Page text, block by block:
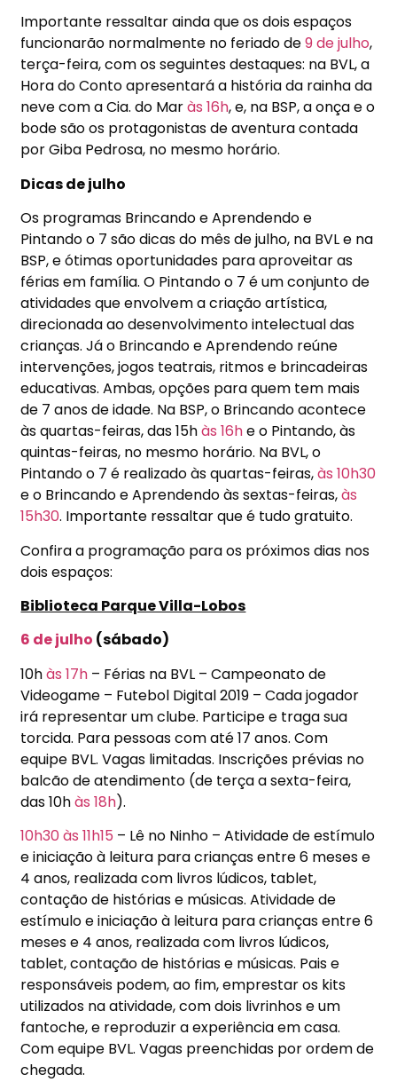
Importante ressaltar ainda que os dois espaços
funcionarão normalmente no feriado de9 de julho,
terça-feira, com os seguintes destaques: na BVL, a
Hora do Conto apresentará a história da rainha da
neve com a Cia. do Maràs 16h, e, na BSP, a onça e o
bode são os protagonistas de aventura contada
por Giba Pedrosa, no mesmo horário.
Dicas de julho
Os programas Brincando e Aprendendo e
Pintando o 7 são dicas do mês de julho, na BVL e na
BSP, e ótimas oportunidades para aproveitar as
férias em família. O Pintando o 7 é um conjunto de
atividades que envolvem a criação artística,
direcionada ao desenvolvimento intelectual das
crianças. Já o Brincando e Aprendendo reúne
intervenções, jogos teatrais, ritmos e brincadeiras
educativas. Ambas, opções para quem tem mais
de 7 anos de idade. Na BSP, o Brincando acontece
às quartas-feiras, das 15hàs 16he o Pintando, às
quintas-feiras, no mesmo horário. Na BVL, o
Pintando o 7 é realizado às quartas-feiras,às 10h30
e o Brincando e Aprendendo às sextas-feiras,às
15h30. Importante ressaltar que é tudo gratuito.
Confira a programação para os próximos dias nos
dois espaços:
Biblioteca Parque Villa-Lobos
6 de julho (sábado)
10hàs 17h – Férias na BVL – Campeonato de
Videogame – Futebol Digital 2019 – Cada jogador
irá representar um clube. Participe e traga sua
torcida. Para pessoas com até 17 anos. Com
equipe BVL. Vagas limitadas. Inscrições prévias no
balcão de atendimento (de terça a sexta-feira,
das 10hàs 18h).
10h30às 11h15 – Lê no Ninho – Atividade de estímulo
e iniciação à leitura para crianças entre 6 meses e
4 anos, realizada com livros lúdicos, tablet,
contação de histórias e músicas. Atividade de
estímulo e iniciação à leitura para crianças entre 6
meses e 4 anos, realizada com livros lúdicos,
tablet, contação de histórias e músicas. Pais e
responsáveis podem, ao fim, emprestar os kits
utilizados na atividade, com dois livrinhos e um
fantoche, e reproduzir a experiência em casa.
Com equipe BVL. Vagas preenchidas por ordem de
chegada.